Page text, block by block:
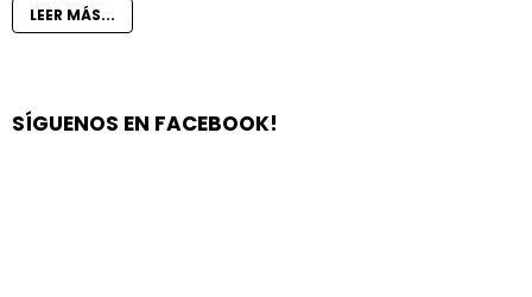
LEER MÁS...
SÍGUENOS EN FACEBOOK!